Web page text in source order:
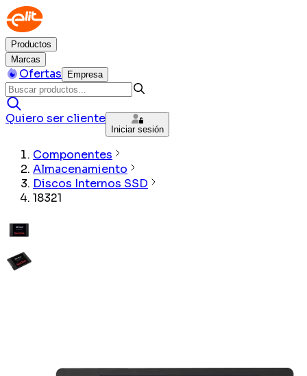
Productos
Marcas
Ofertas Empresa
Quiero ser cliente
Iniciar sesión
Componentes
Almacenamiento
Discos Internos SSD
18321